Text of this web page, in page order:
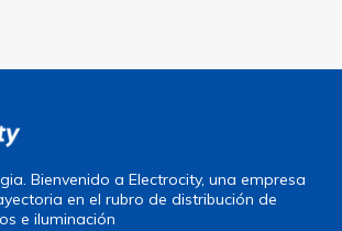
Bienvenido a Electrocity, una empresa
en el rubro de distribución de
e iluminación